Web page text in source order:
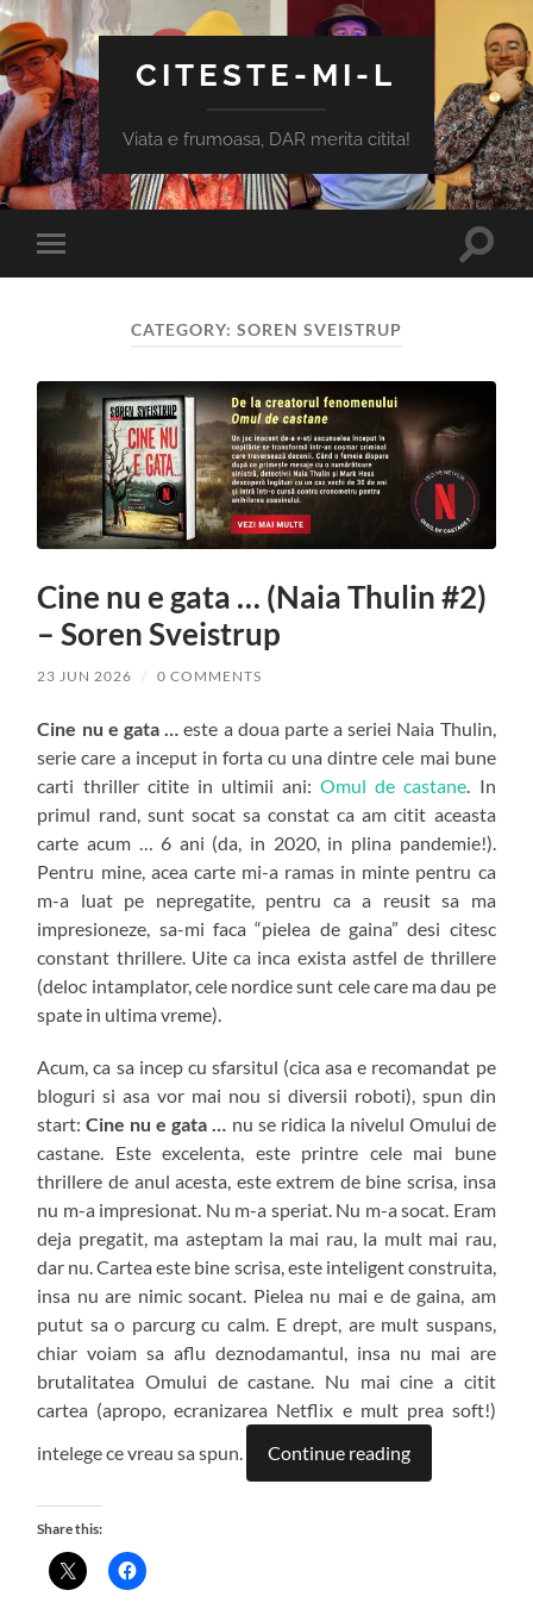
CITESTE-MI-L
Viata e frumoasa, DAR merita citita!
Toggle
mobile
Toggle
CATEGORY: SOREN SVEISTRUP
Cine nu e gata … (Naia Thulin #2)
– Soren Sveistrup
23 JUN 2026 / 0 COMMENTS
Cine nu e gata …
este a doua parte a seriei Naia Thulin,
serie care a inceput in forta cu una dintre cele mai bune
carti thriller citite in ultimii ani:Omul de castane . In
primul rand, sunt socat sa constat ca am citit aceasta
carte acum … 6 ani (da, in 2020, in plina pandemie!).
Pentru mine, acea carte mi-a ramas in minte pentru ca
m-a luat pe nepregatite, pentru ca a reusit sa ma
impresioneze, sa-mi faca “pielea de gaina” desi citesc
constant thrillere. Uite ca inca exista astfel de thrillere
(deloc intamplator, cele nordice sunt cele care ma dau pe
spate in ultima vreme).
Acum, ca sa incep cu sfarsitul (cica asa e recomandat pe
bloguri si asa vor mai nou si diversii roboti), spun din
start:Cine nu e gata …
nu se ridica la nivelul Omului de
castane. Este excelenta, este printre cele mai bune
thrillere de anul acesta, este extrem de bine scrisa, insa
nu m-a impresionat. Nu m-a speriat. Nu m-a socat. Eram
deja pregatit, ma asteptam la mai rau, la mult mai rau,
dar nu. Cartea este bine scrisa, este inteligent construita,
insa nu are nimic socant. Pielea nu mai e de gaina, am
putut sa o parcurg cu calm. E drept, are mult suspans,
chiar voiam sa aflu deznodamantul, insa nu mai are
brutalitatea Omului de castane. Nu mai cine a citit
cartea (apropo, ecranizarea Netflix e mult prea soft!)
intelege ce vreau sa spun.
Continue reading
Share this: